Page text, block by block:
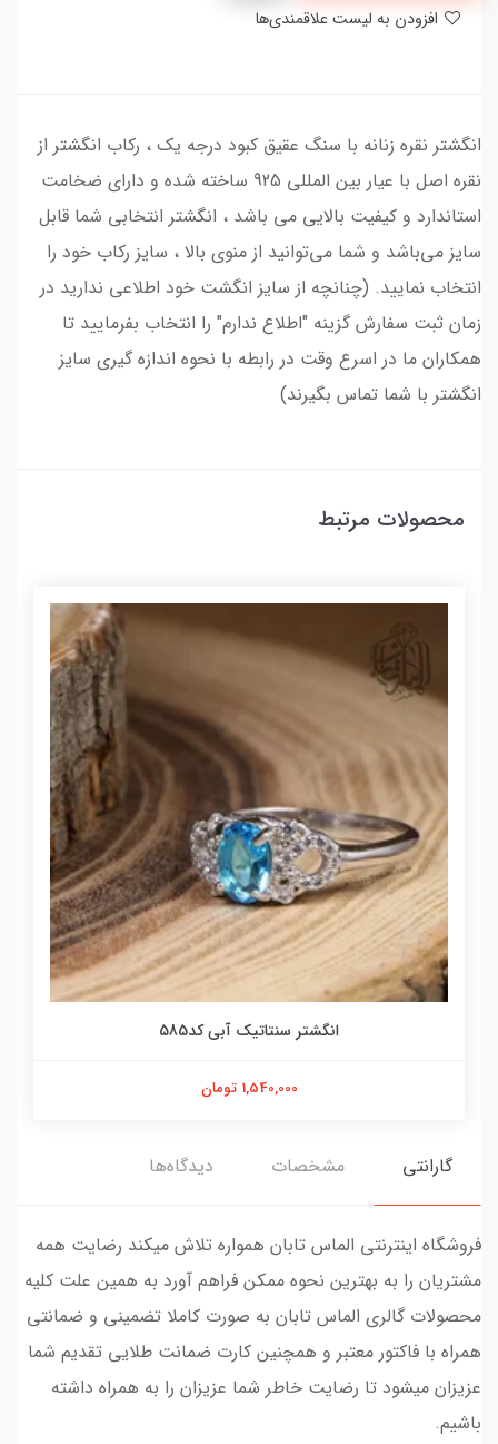
انگشتر نقره زنانه با سنگ عقیق کبود درجه یک ، رکاب انگشتر از
نقره اصل با عیار بین المللی 925 ساخته شده و دارای ضخامت
استاندارد و کیفیت بالایی می‌ باشد ، انگشتر انتخابی شما قابل
سایز می‌باشد و شما می‌توانید از منوی بالا ، سایز رکاب خود را
انتخاب نمایید. (چنانچه از سایز انگشت خود اطلاعی ندارید در
زمان ثبت سفارش گزینه "اطلاع ندارم" را انتخاب بفرمایید تا
همکاران ما در اسرع وقت در رابطه با نحوه اندازه گیری سایز
انگشتر با شما تماس بگیرند)
محصولات مرتبط
انگشتر سنتاتیک آبی کد585
1,540,000 تومان
گارانتی مشخصات دیدگاه‌ها
فروشگاه اینترنتی الماس تابان همواره تلاش میکند رضایت همه
مشتریان را به بهترین نحوه ممکن فراهم آورد به همین علت کلیه
محصولات گالری الماس تابان به صورت کاملا تضمینی و ضمانتی
همراه با فاکتور معتبر و همچنین کارت ضمانت طلایی تقدیم شما
عزیزان میشود تا رضایت خاطر شما عزیزان را به همراه داشته
باشیم.